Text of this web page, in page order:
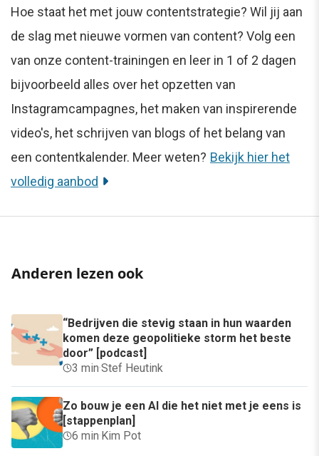
Hoe staat het met jouw contentstrategie? Wil jij aan
de slag met nieuwe vormen van content? Volg een
van onze content-trainingen en leer in 1 of 2 dagen
bijvoorbeeld alles over het opzetten van
Instagramcampagnes, het maken van inspirerende
video's, het schrijven van blogs of het belang van
een contentkalender. Meer weten? Bekijk hier het
volledig aanbod
Anderen lezen ook
“Bedrijven die stevig staan in hun waarden
komen deze geopolitieke storm het beste
door” [podcast]
3 min·Stef Heutink
Zo bouw je een AI die het niet met je eens is
[stappenplan]
6 min·Kim Pot